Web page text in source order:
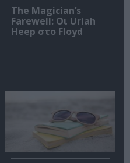
The Magician’s
Farewell: Οι Uriah
Heep στο Floyd